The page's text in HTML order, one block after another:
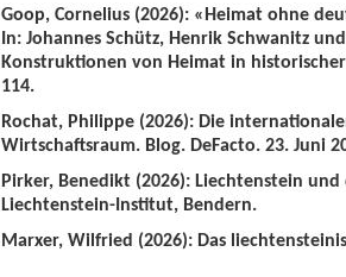
Goop, Cornelius (2026): «Heimat ohne
In: Johannes Schütz, Henrik Schwanitz
Konstruktionen von Heimat in
114.
Rochat, Philippe (2026): Die
Wirtschaftsraum. Blog. DeFacto. 23. Juni
Pirker, Benedikt (2026): Liechtenstein
Liechtenstein-Institut, Bendern.
Marxer, Wilfried (2026): Das